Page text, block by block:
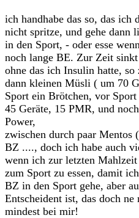
ich handhabe das so, das
nicht spritze, und gehe dann
in den Sport, - oder esse
noch lange BE. Zur Zeit
ohne das ich Insulin hatte,
dann kleinen Müsli ( um 70
Sport ein Brötchen, vor
45 Geräte, 15 PMR, und
Power,
zwischen durch paar Mentos
BZ ...., doch ich habe auch
wenn ich zur letzten
zum Sport zu essen, damit
BZ in den Sport gehe, aber
Entscheident ist, das doch
mindest bei mir!